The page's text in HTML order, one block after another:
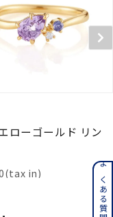
ローゴールド リン